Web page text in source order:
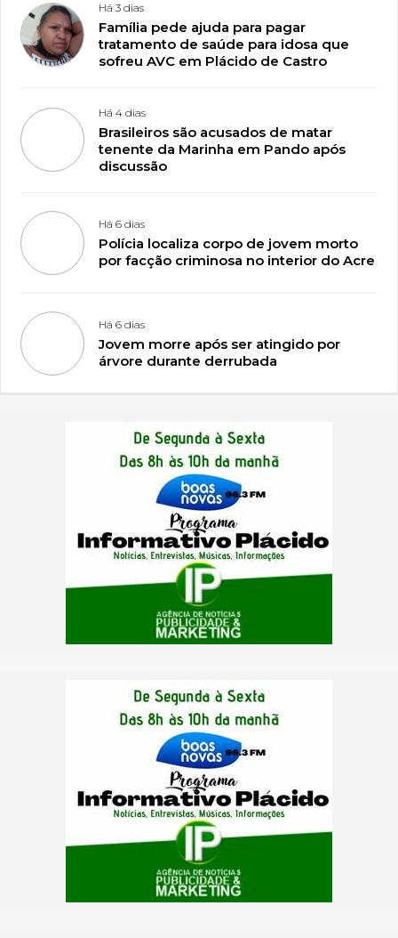
Há 3 dias
Família pede ajuda para pagar
tratamento de saúde para idosa que
sofreu AVC em Plácido de Castro
Há 4 dias
Brasileiros são acusados de matar
tenente da Marinha em Pando após
discussão
Há 6 dias
Polícia localiza corpo de jovem morto
por facção criminosa no interior do Acre
Há 6 dias
Jovem morre após ser atingido por
árvore durante derrubada